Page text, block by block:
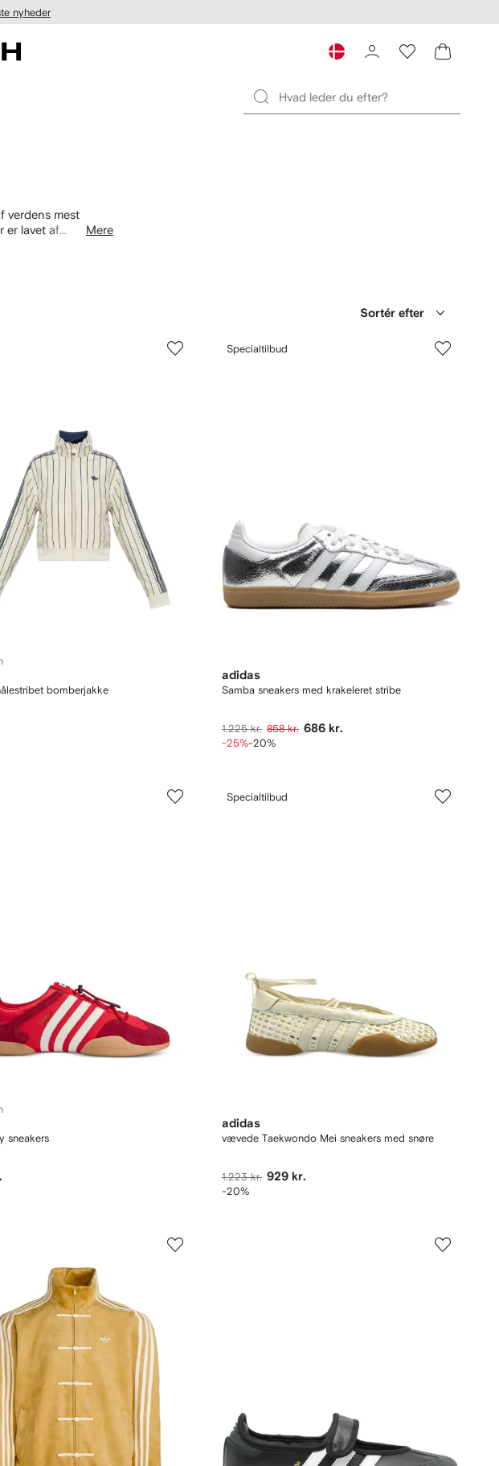
nyheder
verdens mest
er lavet af
Mere
Sortér efter
bomberjakke
Specialtilbud
adidas
Samba sneakers med krakeleret stribe
1.225 kr. 858 kr. 686 kr.
-25%-20%
sneakers
Specialtilbud
adidas
vævede Taekwondo Mei sneakers med snøre
1.223 kr. 929 kr.
-20%